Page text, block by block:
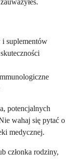
i suplementów
potencjalnych
wahaj się pytać o
medycznej.
członka rodziny,